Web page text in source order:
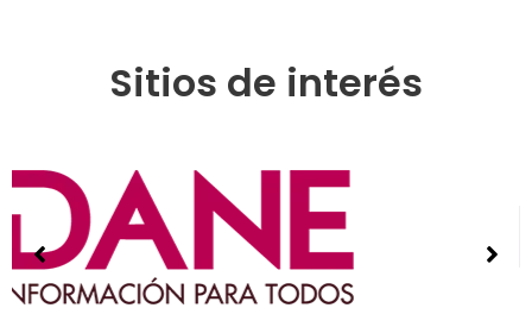
Sitios de interés